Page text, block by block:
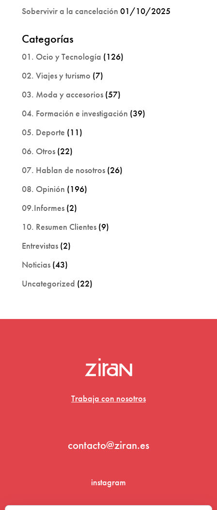
Sobervivir a la cancelación 01/10/2025
Categorías
01. Ocio y Tecnología (126)
02. Viajes y turismo (7)
03. Moda y accesorios(57)
04. Formación e investigación (39)
05. Deporte (11)
06. Otros(22)
07. Hablan de nosotros(26)
08. Opinión (196)
09.Informes(2)
10. Resumen Clientes(9)
Entrevistas(2)
Noticias(43)
Uncategorized (22)
Trabaja con nosotros
contacto@ziran.es
instagram